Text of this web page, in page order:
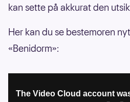
kan sette på akkurat den
Her kan du se bestemoren
«Benidorm»: